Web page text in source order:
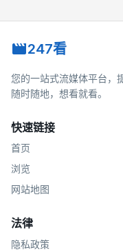
247看
您的一站式流媒体平台，
随时随地，想看就看。
快速链接
首页
浏览
网站地图
法律
隐私政策